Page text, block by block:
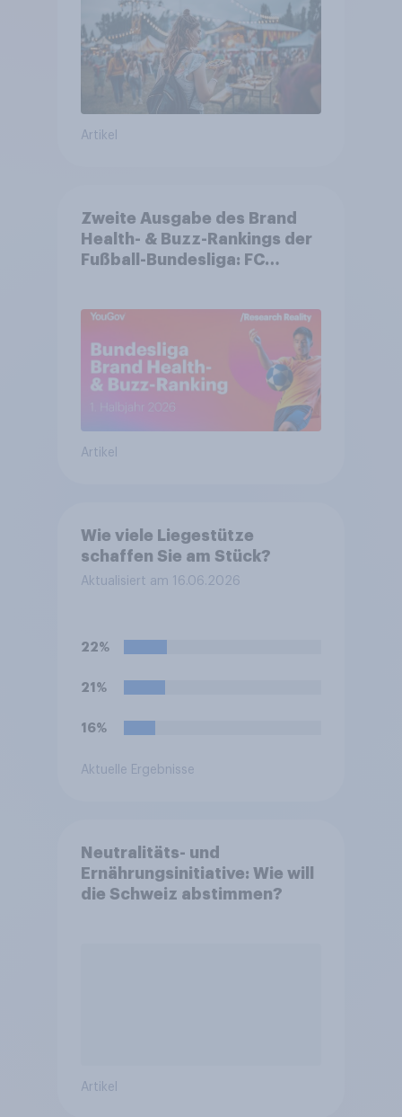
Artikel
Zweite Ausgabe des Brand
Health- & Buzz-Rankings der
Fußball-Bundesliga: FC
Artikel
Wie viele Liegestütze
schaffen Sie am Stück?
Aktualisiert am 16.06.2026
22%
21%
16%
Aktuelle Ergebnisse
Neutralitäts- und
Ernährungsinitiative: Wie will
die Schweiz abstimmen?
Artikel